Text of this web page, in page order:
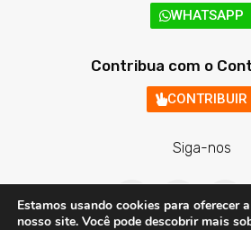
WHATSAPP
Contribua com o
CONTRIBUIR
Siga-nos
F
a
c
T
w
i
I
n
s
Estamos usando cookies para oferecer
nosso site. Você pode descobrir mais